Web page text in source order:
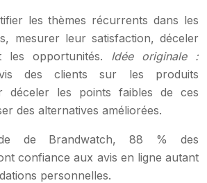
les thèmes récurrents dans les
mesurer leur satisfaction, déceler
les opportunités. Idée originale :
des clients sur les produits
déceler les points faibles de ces
des alternatives améliorées.
de Brandwatch, 88 % des
confiance aux avis en ligne autant
personnelles.